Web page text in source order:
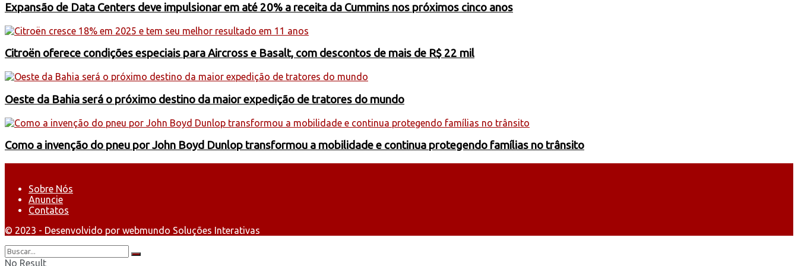
Expansão de Data Centers deve impulsionar em até 20% a receita da Cummins nos próximos cinco anos
Citroën oferece condições especiais para Aircross e Basalt, com descontos de mais de R$ 22 mil
Oeste da Bahia será o próximo destino da maior expedição de tratores do mundo
Como a invenção do pneu por John Boyd Dunlop transformou a mobilidade e continua protegendo famílias no trânsito
Sobre Nós
Anuncie
Contatos
© 2023 - Desenvolvido por webmundo Soluções Interativas
No Result